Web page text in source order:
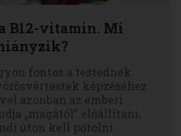
B12-vitamin. Mi
fontos a testednek:
képzéséhez
azonban az emberi
„magától” előállítani,
úton kell pótolni.